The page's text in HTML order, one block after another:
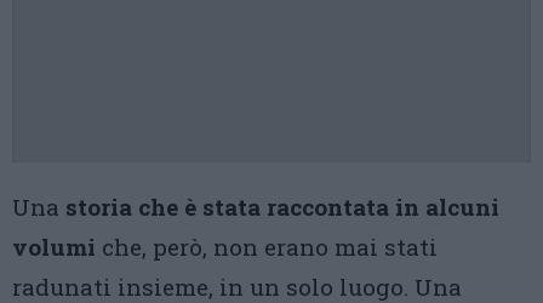
Una storia che è stata raccontata in alcuni
volumi che, però, non erano mai stati
radunati insieme, in un solo luogo. Una